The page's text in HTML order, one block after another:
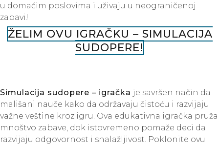
u domaćim poslovima i uživaju u neograničenoj
zabavi!
ŽELIM OVU IGRAČKU – SIMULACIJA
SUDOPERE!
Simulacija sudopere – igračka je savršen način da
mališani nauče kako da održavaju čistoću i razvijaju
važne veštine kroz igru. Ova edukativna igračka pruža
mnoštvo zabave, dok istovremeno pomaže deci da
razvijaju odgovornost i snalažljivost. Poklonite ovu